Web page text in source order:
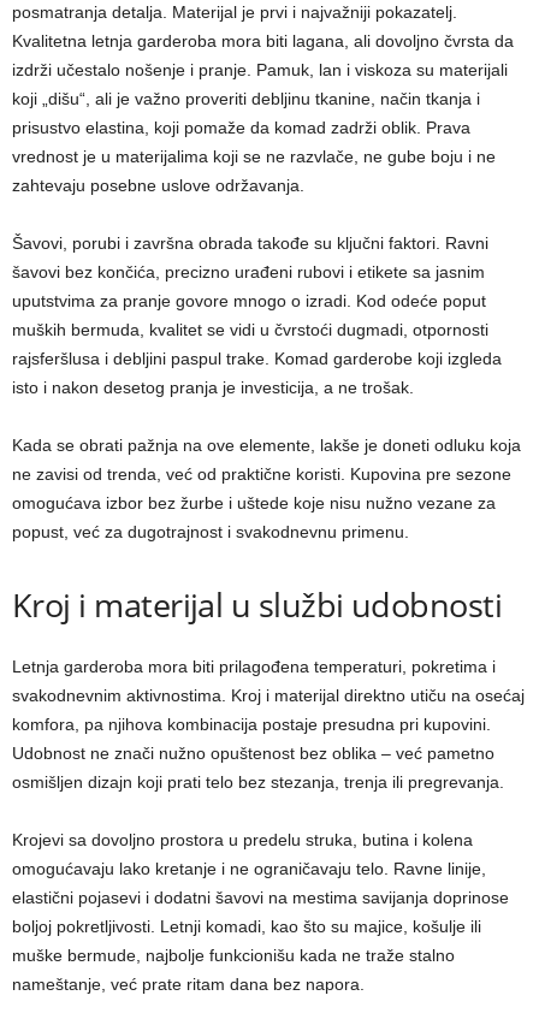
posmatranja detalja. Materijal je prvi i najvažniji pokazatelj.
Kvalitetna letnja garderoba mora biti lagana, ali dovoljno čvrsta da
izdrži učestalo nošenje i pranje. Pamuk, lan i viskoza su materijali
koji „dišu“, ali je važno proveriti debljinu tkanine, način tkanja i
prisustvo elastina, koji pomaže da komad zadrži oblik. Prava
vrednost je u materijalima koji se ne razvlače, ne gube boju i ne
zahtevaju posebne uslove održavanja.
Šavovi, porubi i završna obrada takođe su ključni faktori. Ravni
šavovi bez končića, precizno urađeni rubovi i etikete sa jasnim
uputstvima za pranje govore mnogo o izradi. Kod odeće poput
muških bermuda, kvalitet se vidi u čvrstoći dugmadi, otpornosti
rajsferšlusa i debljini paspul trake. Komad garderobe koji izgleda
isto i nakon desetog pranja je investicija, a ne trošak.
Kada se obrati pažnja na ove elemente, lakše je doneti odluku koja
ne zavisi od trenda, već od praktične koristi. Kupovina pre sezone
omogućava izbor bez žurbe i uštede koje nisu nužno vezane za
popust, već za dugotrajnost i svakodnevnu primenu.
Kroj i materijal u službi udobnosti
Letnja garderoba mora biti prilagođena temperaturi, pokretima i
svakodnevnim aktivnostima. Kroj i materijal direktno utiču na osećaj
komfora, pa njihova kombinacija postaje presudna pri kupovini.
Udobnost ne znači nužno opuštenost bez oblika – već pametno
osmišljen dizajn koji prati telo bez stezanja, trenja ili pregrevanja.
Krojevi sa dovoljno prostora u predelu struka, butina i kolena
omogućavaju lako kretanje i ne ograničavaju telo. Ravne linije,
elastični pojasevi i dodatni šavovi na mestima savijanja doprinose
boljoj pokretljivosti. Letnji komadi, kao što su majice, košulje ili
muške bermude, najbolje funkcionišu kada ne traže stalno
nameštanje, već prate ritam dana bez napora.